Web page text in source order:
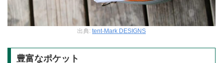
出典: tent-Mark DESIGNS
豊富なポケット